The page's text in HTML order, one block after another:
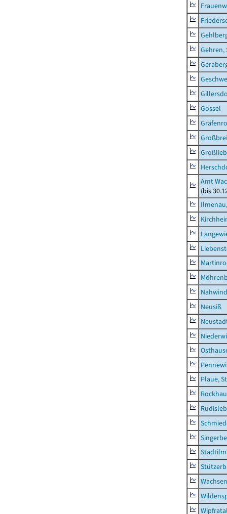
Gehren,
Gossel
Amt
(bis
Neusiß
Plaue,